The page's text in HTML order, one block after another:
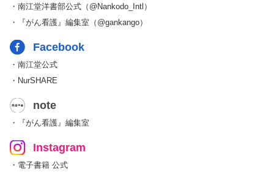
・南江堂洋書部公式（@Nankodo_Intl）
・『がん看護』編集室（@gankango）
Facebook
・南江堂公式
・NurSHARE
note
・『がん看護』編集室
Instagram
・電子書籍 公式